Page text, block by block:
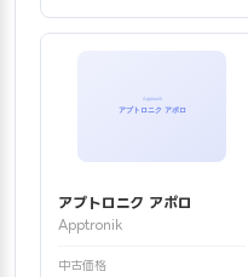
アプトロニク アポロ
Apptronik
中古価格